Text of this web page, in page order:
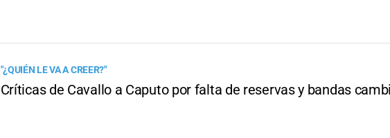
"¿QUIÉN LE VA A CREER?"
Críticas de Cavallo a Caputo por falta de reservas y bandas